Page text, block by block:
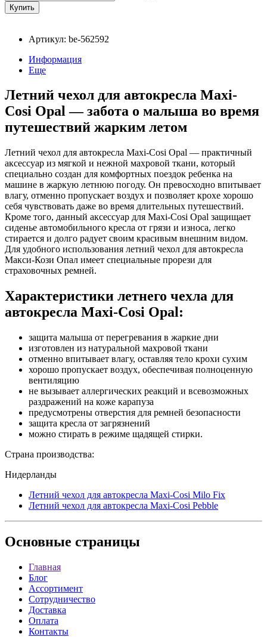
Артикул: be-562592
Информация
Еще
Летний чехол для автокресла Maxi-
Cosi Opal — забота о малыша во время
путешествий жарким летом
Летний чехол для автокресла Maxi-Cosi Opal — практичный
аксессуар из мягкой и нежной махровой ткани, который
специально создан для комфортных поездок ребенка на
машине в жаркую летнюю погоду. Он превосходно впитывает
влагу, отменно пропускает воздух и позволяет крохе хорошо
себя чувствовать даже во время длительных путешествий.
Кроме того, данный аксессуар для Maxi-Cosi Opal защищает
сиденье автомобильного кресла от грязи и износа, легко
стирается и долго радует своим красивым внешним видом.
Для удобного использования летний чехол для автокресла
Макси-Кози Опал имеет специальные прорези для
страховочных ремней.
Характеристики летнего чехла для
автокресла Maxi-Cosi Opal:
защита малыша от перегревания в жаркие дни
изготовлен из натуральной махровой ткани
отменно впитывает влагу, оставляя тело крохи сухим
хорошо пропускает воздух, обеспечивая полноценную
вентиляцию
не вызывает аллергических реакций и всевозможных
раздражений на коже карапуза
предусмотрены отверстия для ремней безопасности
защита кресла от загрязнений
можно стирать в режиме щадящей стирки.
Страна производства:
Нидерланды
Летний чехол для автокресла Maxi-Cosi Milo Fix
Летний чехол для автокресла Maxi-Cosi Pebble
Основные страницы
Главная
Блог
Ассортимент
Сотрудничество
Доставка
Оплата
Контакты